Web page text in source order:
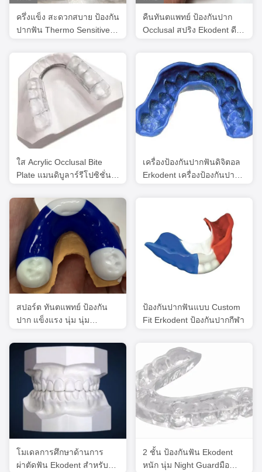
ครึ่งแข็ง สะดวกสบาย ป้องกัน
ปากฟัน Thermo Sensitive
คืนทันตแพทย์ ป้องกันปาก
Occlusal สปริง Ekodent ดี
ใส Acrylic Occlusal Bite
Plate แมนดิบูลาร์รีโปซิชั่น
เครื่องป้องกันปากฟันดิจิตอล
Erkodent เครื่องป้องกันปาก
สปอร์ต ทันตแพทย์ ป้องกัน
ปาก แข็งแรง นุ่ม นุ่ม
ป้องกันปากฟันแบบ Custom
Fit Erkodent ป้องกันปากกีฬา
โมเดลการศึกษาด้านการ
ผ่าตัดฟัน Ekodent สําหรับ
2 ชั้น ป้องกันฟัน Ekodent
หนัก นุ่ม Night Guardมือ